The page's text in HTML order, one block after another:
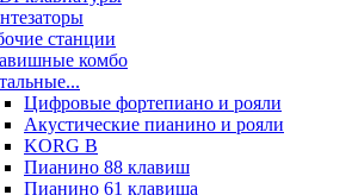
станции
комбо
Цифровые фортепиано и рояли
Акустические пианино и рояли
KORG B
Пианино 88 клавиш
Пианино 61 клавиша